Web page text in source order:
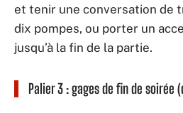
et tenir une conversation de
dix pompes, ou porter un
jusqu’à la fin de la partie.
Palier 3 : gages de fin de soirée